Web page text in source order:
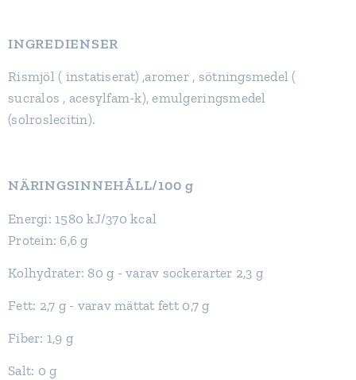
INGREDIENSER
Rismjöl ( instatiserat) ,aromer , sötningsmedel (
sucralos , acesylfam-k), emulgeringsmedel
(solroslecitin).
NÄRINGSINNEHÅLL/100 g
Energi: 1580 kJ/370kcal
Protein: 6,6 g
Kolhydrater: 80 g - varav sockerarter 2,3 g
Fett: 2,7 g - varav mättat fett 0,7 g
Fiber: 1,9 g
Salt: 0 g